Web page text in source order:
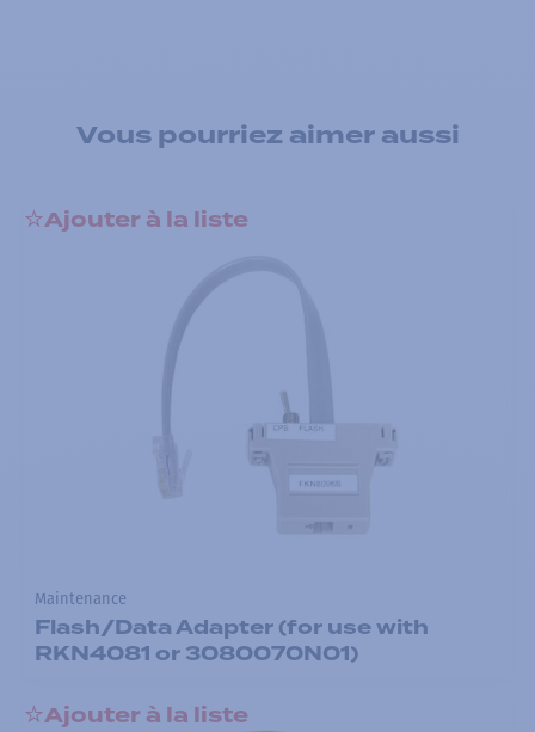
Vous pourriez aimer aussi
Ajouter à la liste
Maintenance
Flash/Data Adapter (for use with
RKN4081 or 3080070N01)
Ajouter à la liste